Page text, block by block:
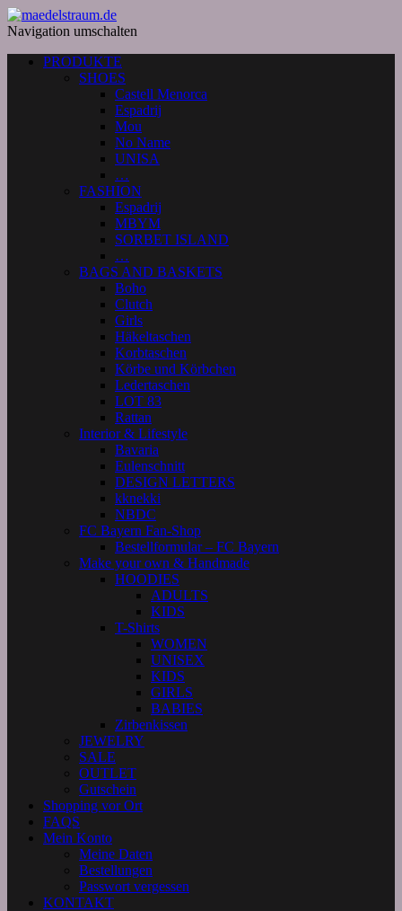
Navigation umschalten
PRODUKTE
SHOES
Castell Menorca
Espadrij
Mou
No Name
UNISA
…
FASHION
Espadrij
MBYM
SORBET ISLAND
…
BAGS AND BASKETS
Boho
Clutch
Girls
Häkeltaschen
Korbtaschen
Körbe und Körbchen
Ledertaschen
LOT 83
Rattan
Interior & Lifestyle
Bavaria
Eulenschnitt
DESIGN LETTERS
kknekki
NBDC
FC Bayern Fan-Shop
Bestellformular – FC Bayern
Make your own & Handmade
HOODIES
ADULTS
KIDS
T-Shirts
WOMEN
UNISEX
KIDS
GIRLS
BABIES
Zirbenkissen
JEWELRY
SALE
OUTLET
Gutschein
Shopping vor Ort
FAQS
Mein Konto
Meine Daten
Bestellungen
Passwort vergessen
KONTAKT